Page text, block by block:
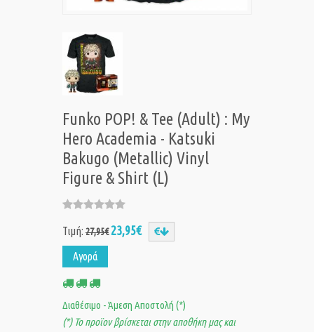
Funko POP! & Tee (Adult) : My
Hero Academia - Katsuki
Bakugo (Metallic) Vinyl
Figure & Shirt (L)
Τιμή: 27,95€23,95€
Αγορά
Διαθέσιμο - Άμεση Αποστολή (*)
(*) Το προϊον βρίσκεται στην αποθήκη μας και